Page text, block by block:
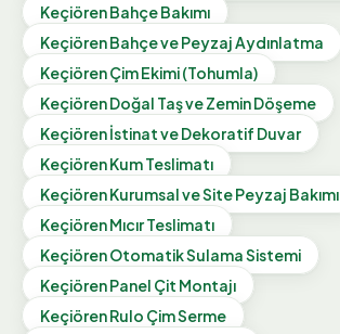
KeçiörenBahçe Bakımı
KeçiörenBahçe ve Peyzaj Aydınlatma
KeçiörenÇim Ekimi (Tohumla)
KeçiörenDoğal Taş ve Zemin Döşeme
Keçiörenİstinat ve Dekoratif Duvar
KeçiörenKum Teslimatı
KeçiörenKurumsal ve Site Peyzaj Bakımı
KeçiörenMıcır Teslimatı
KeçiörenOtomatik Sulama Sistemi
KeçiörenPanel Çit Montajı
KeçiörenRulo Çim Serme